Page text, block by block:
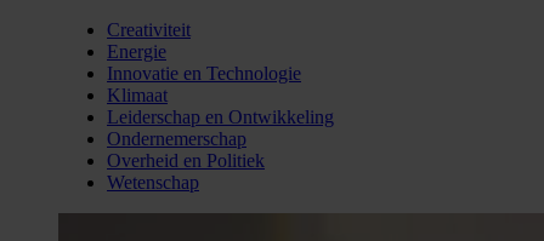
Creativiteit
Energie
Innovatie en Technologie
Klimaat
Leiderschap en Ontwikkeling
Ondernemerschap
Overheid en Politiek
Wetenschap